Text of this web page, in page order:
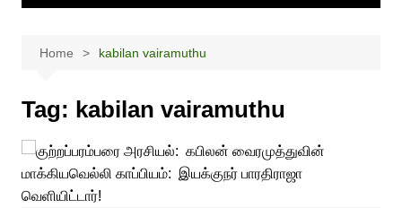
Home kabilan vairamuthu
Tag: kabilan vairamuthu